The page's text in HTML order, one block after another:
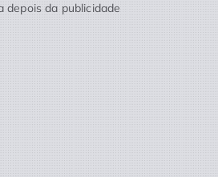
depois da publicidade